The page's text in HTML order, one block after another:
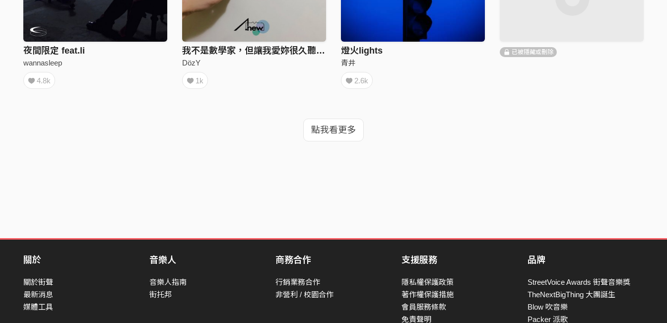
夜間限定 feat.li
wannasleep
4.8k
我不是數學家，但讓我愛妳很久聽起來還不錯對吧？(Demo)
DözY
1k
燈火lights
青井
2.6k
已被隱藏或刪除
點我看更多
關於
關於街聲
最新消息
媒體工具
音樂人
音樂人指南
街托邦
商務合作
行銷業務合作
非營利 / 校園合作
支援服務
隱私權保護政策
著作權保護措施
會員服務條款
免責聲明
品牌
StreetVoice Awards 街聲音樂獎
TheNextBigThing 大團誕生
Blow 吹音樂
Packer 派歌